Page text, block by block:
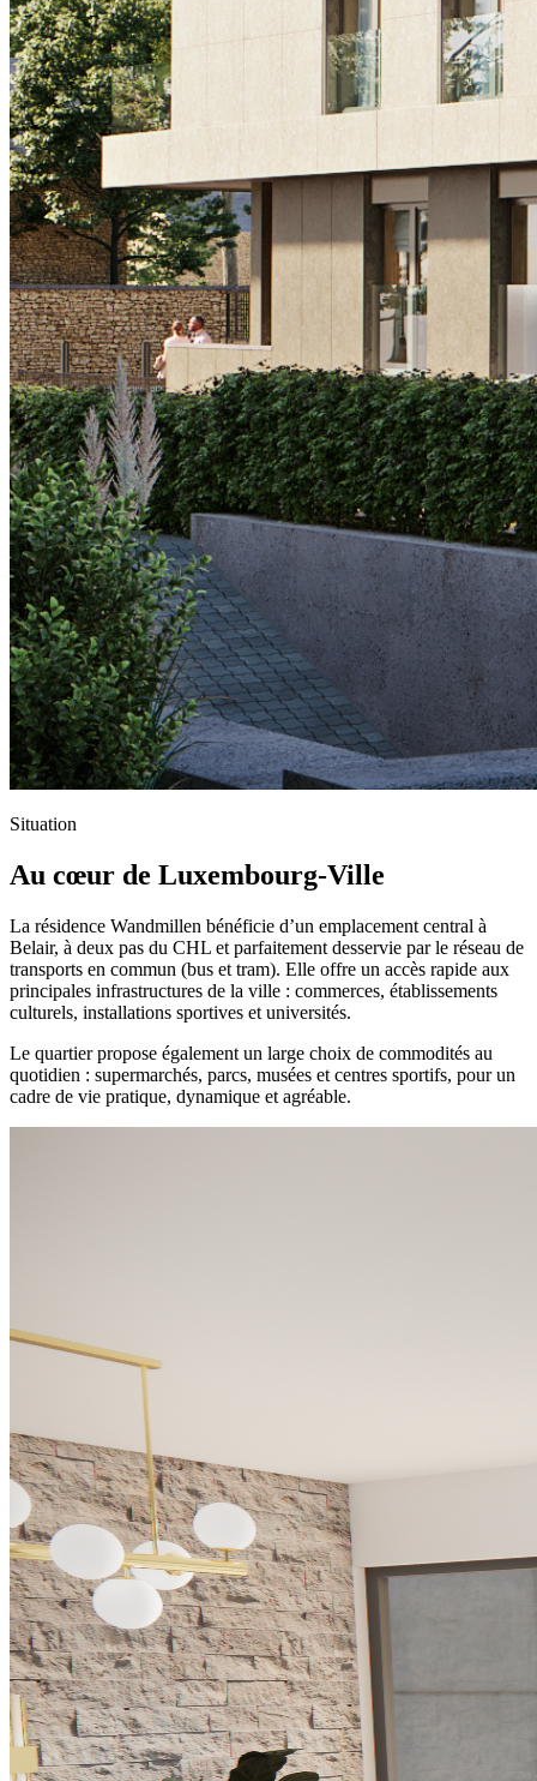
Situation
Au cœur de Luxembourg-Ville
La résidence Wandmillen bénéficie d’un emplacement central à
Belair, à deux pas du CHL et parfaitement desservie par le réseau de
transports en commun (bus et tram). Elle offre un accès rapide aux
principales infrastructures de la ville : commerces, établissements
culturels, installations sportives et universités.
Le quartier propose également un large choix de commodités au
quotidien : supermarchés, parcs, musées et centres sportifs, pour un
cadre de vie pratique, dynamique et agréable.